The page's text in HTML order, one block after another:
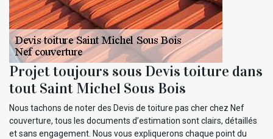
Projet toujours sous Devis toiture dans
tout Saint Michel Sous Bois
Nous tachons de noter des Devis de toiture pas cher chez Nef
couverture, tous les documents d’estimation sont clairs, détaillés
et sans engagement. Nous vous expliquerons chaque point du